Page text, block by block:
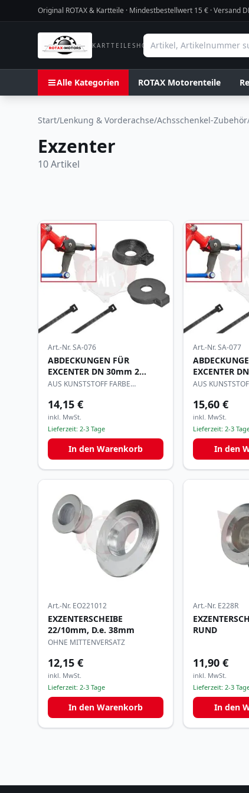
Original ROTAX & Kartteile · Mindestbestellwert 15 € · Versand
KARTTEILESHOP
Alle Kategorien ROTAX Motorenteile
Start/Lenkung & Vorderachse/Achsschenkel-Zubehör
Exzenter
10Artikel
Art.-Nr.SA-076
ABDECKUNGEN FÜR
EXCENTER DN 30mm 2
STÜCK
AUS KUNSTSTOFF FARBE
14,15 €
inkl. MwSt.
Lieferzeit: 2-3 Tage
In den Warenkorb
Art.-Nr.SA-077
EXCENTER
STÜCK
AUS
15,60 €
inkl. MwSt.
Lieferzeit: 2-3
In den
Art.-Nr. EO221012
EXZENTERSCHEIBE
22/10mm, D.e. 38mm
OHNE MITTENVERSATZ
12,15 €
inkl. MwSt.
Lieferzeit: 2-3 Tage
In den Warenkorb
Art.-Nr. E228R
RUND
11,90 €
inkl. MwSt.
Lieferzeit:2-3
In den